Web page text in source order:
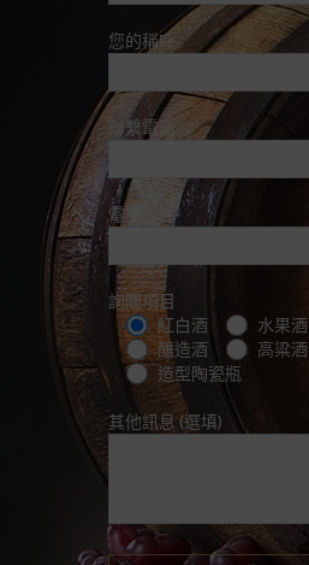
您的稱呼
聯繫電話
電子郵件
詢問項目
紅白酒
水果酒
釀造酒
高粱酒
造型陶瓷瓶
其他訊息 (選填)